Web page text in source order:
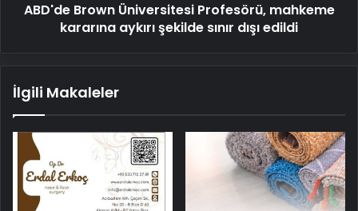
dışıABD'de Brown Üniversitesi Profesörü, mahkeme
kararına aykırı şekilde sınır dışı edildi
İlgili Makaleler